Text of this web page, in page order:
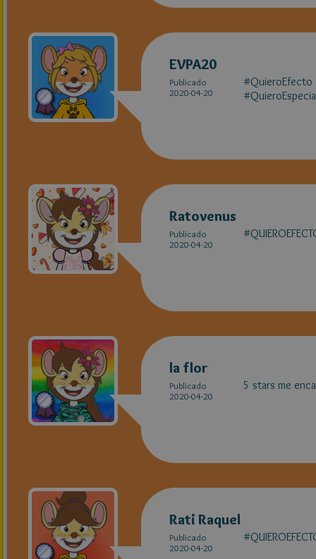
EVPA20
Publicado
2020-04-20
#QuieroEfecto
Ratovenus
Publicado
2020-04-20
la flor
Publicado
2020-04-20
5 stars me
Rati Raquel
Publicado
2020-04-20